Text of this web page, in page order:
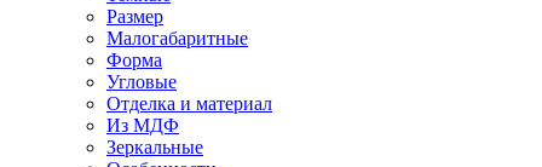
Размер
Малогабаритные
Форма
Угловые
Отделка и материал
Из МДФ
Зеркальные